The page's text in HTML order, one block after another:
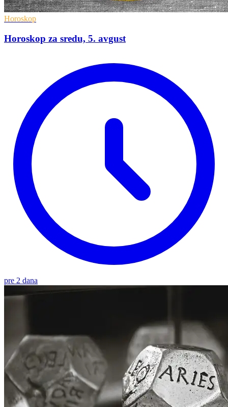
Horoskop
Horoskop za sredu, 5. avgust
pre 2 dana